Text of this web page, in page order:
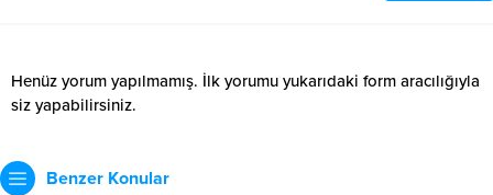
Henüz yorum yapılmamış. İlk yorumu yukarıdaki form aracılığıyla
siz yapabilirsiniz.
Benzer Konular